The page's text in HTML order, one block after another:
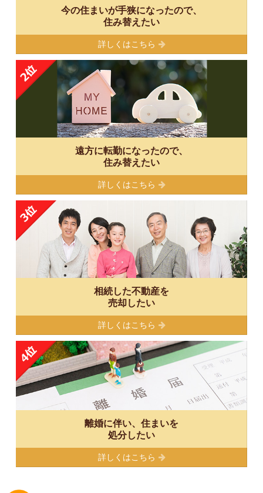
今の住まいが手狭になったので、
住み替えたい
詳しくはこちら
遠方に転勤になったので、
住み替えたい
詳しくはこちら
相続した不動産を
売却したい
詳しくはこちら
離婚に伴い、住まいを
処分したい
詳しくはこちら